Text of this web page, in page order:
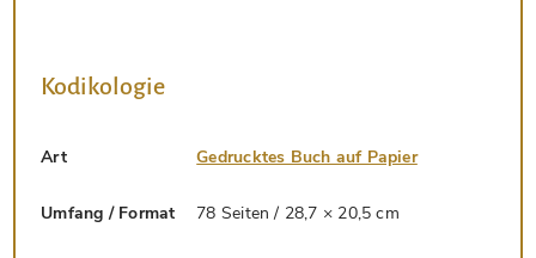
Kodikologie
Art Gedrucktes Buch auf Papier
Umfang / Format 78 Seiten / 28,7 × 20,5 cm